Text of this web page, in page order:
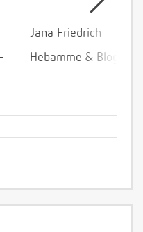
Jana Friedrich
Hebamme &